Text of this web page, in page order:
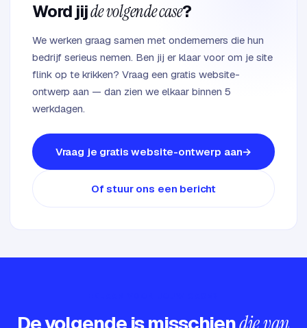
Word jijde volgende case?
We werken graag samen met ondernemers die hun
bedrijf serieus nemen. Ben jij er klaar voor om je site
flink op te krikken? Vraag een gratis website-
ontwerp aan — dan zien we elkaar binnen 5
werkdagen.
Vraag je gratis website-ontwerp aan
Of stuur ons een bericht